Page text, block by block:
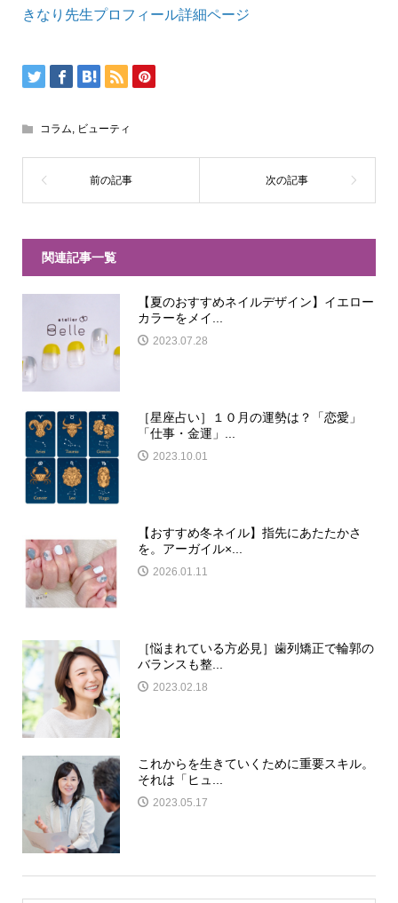
きなり先生プロフィール詳細ページ
コラム, ビューティ
関連記事一覧
【夏のおすすめネイルデザイン】イエロー
カラーをメイ...
2023.07.28
［星座占い］１０月の運勢は？「恋愛」
「仕事・金運」...
2023.10.01
【おすすめ冬ネイル】指先にあたたかさ
を。アーガイル×...
2026.01.11
［悩まれている方必見］歯列矯正で輪郭の
バランスも整...
2023.02.18
これからを生きていくために重要スキル。
それは「ヒュ...
2023.05.17